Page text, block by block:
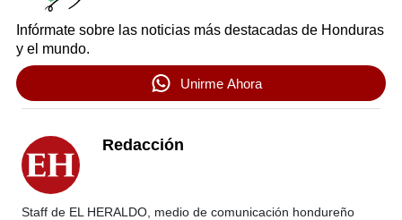
Infórmate sobre las noticias más destacadas de Honduras
y el mundo.
Unirme Ahora
Redacción
Staff de EL HERALDO, medio de comunicación hondureño